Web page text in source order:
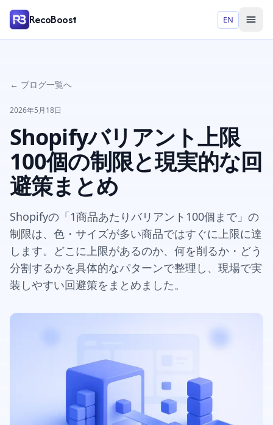
RecoBoost EN
← ブログ一覧へ
2026年5月18日
Shopifyバリアント上限
100個の制限と現実的な回
避策まとめ
Shopifyの「1商品あたりバリアント100個まで」の
制限は、色・サイズが多い商品ではすぐに上限に達
します。どこに上限があるのか、何を削るか・どう
分割するかを具体的なパターンで整理し、現場で実
装しやすい回避策をまとめました。